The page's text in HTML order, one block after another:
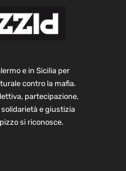
e in Sicilia per
contro la mafia.
partecipazione,
e giustizia
si riconosce.